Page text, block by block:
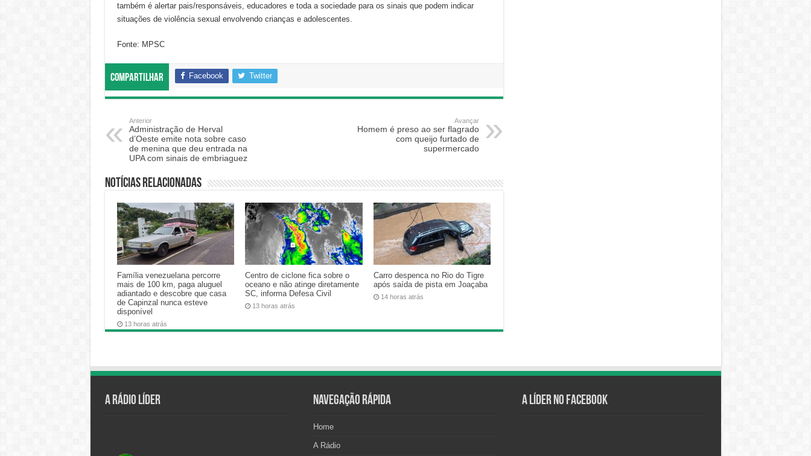
também é alertar pais/responsáveis, educadores e toda a sociedade para os sinais que podem indicar
situações de violência sexual envolvendo crianças e adolescentes.
Fonte: MPSC
Compartilhar Facebook Twitter
Anterior
Administração de Herval
d’Oeste emite nota sobre caso
de menina que deu entrada na
UPA com sinais de embriaguez
Avançar
Homem é preso ao ser flagrado
com queijo furtado de
supermercado
Notícias relacionadas
Família venezuelana percorre
mais de 100 km, paga aluguel
adiantado e descobre que casa
de Capinzal nunca esteve
disponível
13 horas atrás
Centro de ciclone fica sobre o
oceano e não atinge diretamente
SC, informa Defesa Civil
13 horas atrás
Carro despenca no Rio do Tigre
após saída de pista em Joaçaba
14 horas atrás
A Rádio Líder Navegação Rápida
Home
A Rádio
A Líder no Facebook